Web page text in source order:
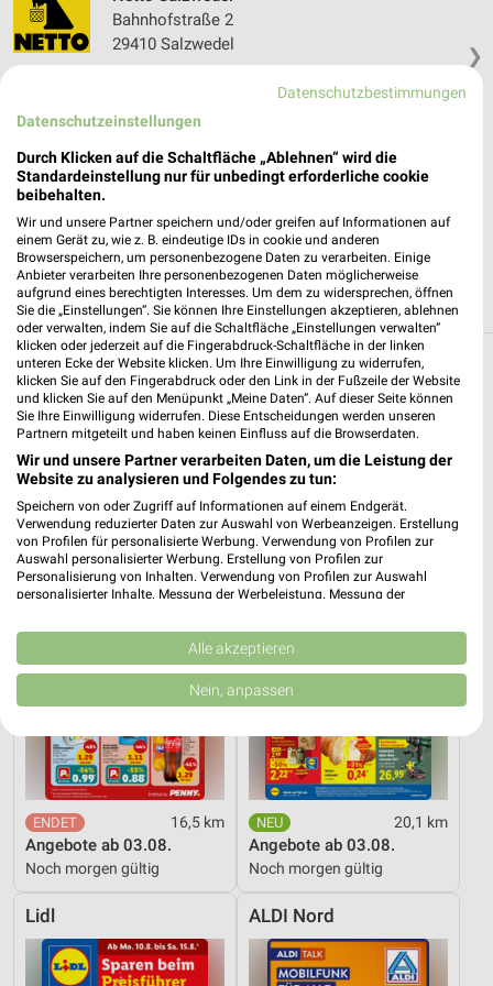
❯
Bahnhofstraße 2
29410 Salzwedel
156,14 km • Angebote: 2 Prospekte
NORMA Wittenberge
19322 Wittenberge
Heute 07:00 - 20:00 Uhr | Geschlossen
123,44 km • Angebote: 6 Prospekte
Discounter Angebote und Prospekte für
Arendsee (Altmark)
16 Prospekte
PENNY
16,5 km
Angebote ab 03.08.
Noch morgen gültig
Lidl
20,1 km
Angebote ab 03.08.
Noch morgen gültig
Lidl ALDI Nord
Datenschutzbestimmungen
Datenschutzeinstellungen
Durch Klicken auf die Schaltfläche „Ablehnen“ wird die
Standardeinstellung nur für unbedingt erforderliche cookie
beibehalten.
Wir und unsere Partner speichern und/oder greifen auf Informationen auf
einem Gerät zu, wie z. B. eindeutige IDs in cookie und anderen
Browserspeichern, um personenbezogene Daten zu verarbeiten. Einige
Anbieter verarbeiten Ihre personenbezogenen Daten möglicherweise
aufgrund eines berechtigten Interesses. Um dem zu widersprechen, öffnen
Sie die „Einstellungen“. Sie können Ihre Einstellungen akzeptieren, ablehnen
oder verwalten, indem Sie auf die Schaltfläche „Einstellungen verwalten“
klicken oder jederzeit auf die Fingerabdruck-Schaltfläche in der linken
unteren Ecke der Website klicken. Um Ihre Einwilligung zu widerrufen,
klicken Sie auf den Fingerabdruck oder den Link in der Fußzeile der Website
und klicken Sie auf den Menüpunkt „Meine Daten“. Auf dieser Seite können
Sie Ihre Einwilligung widerrufen. Diese Entscheidungen werden unseren
Partnern mitgeteilt und haben keinen Einfluss auf die Browserdaten.
Wir und unsere Partner verarbeiten Daten, um die Leistung der
Website zu analysieren und Folgendes zu tun:
Speichern von oder Zugriff auf Informationen auf einem Endgerät.
Verwendung reduzierter Daten zur Auswahl von Werbeanzeigen. Erstellung
von Profilen für personalisierte Werbung. Verwendung von Profilen zur
Auswahl personalisierter Werbung. Erstellung von Profilen zur
Personalisierung von Inhalten. Verwendung von Profilen zur Auswahl
personalisierter Inhalte. Messung der Werbeleistung. Messung der
Kombinationen von Daten aus verschiedenen Quellen. Entwicklung und
Verbesserung der Angebote. Verwendung reduzierter Daten zur Auswahl
von Inhalten.
Daten können außerhalb der Europäischen Union weitergegeben und in die
USA gesendet werden.
Website/App.
Partnerliste anzeigen (1 IAB-Anbieter)
Wir nutzen Ihre Daten für folgende Zwecke:
IAB-Verarbeitungszwecke:
Speichern von oder Zugriff auf Informationen
auf einem Endgerät
Verwendung reduzierter Daten zur Auswahl von
Werbeanzeigen
Alle akzeptieren
Nein, anpassen